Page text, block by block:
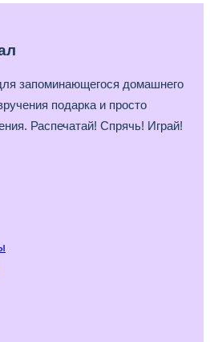
запоминающегося домашнего
подарка и просто
Распечатай! Спрячь! Играй!